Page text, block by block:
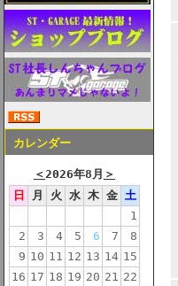
カレンダー
＜2026年8月 ＞
日
月 火 水 木 金 土
1
2
3 4 5 6 7
8
9 10 11 12 13 14 15
16 17 18 19 20 21 22